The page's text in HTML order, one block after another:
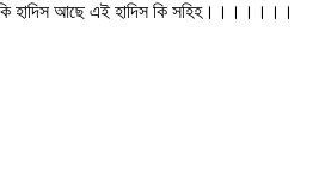
হাদিস আছে এই হাদিস কি সহিহ।।।।।।।